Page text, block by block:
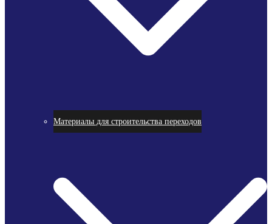
Материалы для строительства переходов